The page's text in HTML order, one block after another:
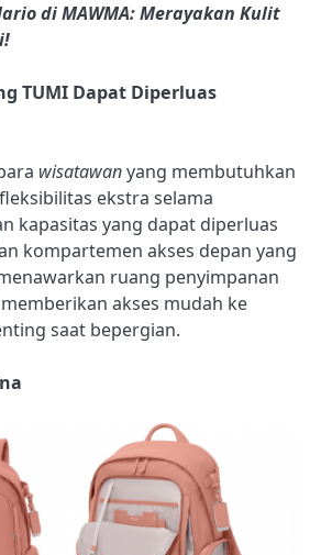
di MAWMA: Merayakan Kulit
TUMI Dapat Diperluas
wisatawanyang membutuhkan
ekstra selama
kapasitas yang dapat diperluas
kompartemen akses depan yang
ruang penyimpanan
akses mudah ke
saat bepergian.